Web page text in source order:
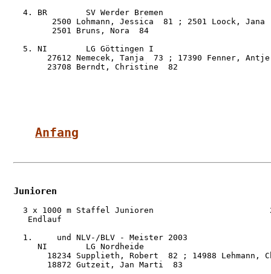
4. BR        SV Werder Bremen
2500 Lohmann, Jessica  81 ; 2501 Loock, Jana
        2501 Bruns, Nora  84
5. NI        LG Göttingen I
27612 Nemecek, Tanja  73 ; 17390 Fenner,
       23708 Berndt, Christine  82
Anfang
Junioren
3 x 1000 m Staffel Junioren
   Endlauf
  1.     und NLV-/BLV - Meister 2003
NI        LG Nordheide
18234 Supplieth, Robert  82 ; 14988 Lehmann,
       18872 Gutzeit, Jan Marti  83